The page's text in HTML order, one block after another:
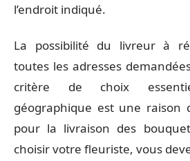
l’endroit indiqué.
La possibilité du livreur à
toutes les adresses
critère de choix
géographique est une raison
pour la livraison des
choisir votre fleuriste, vous